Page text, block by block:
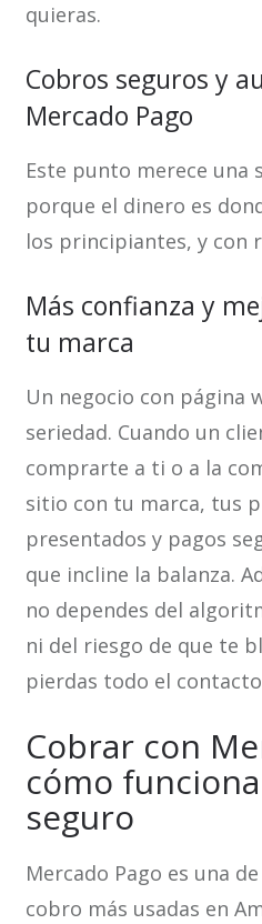
quieras.
Cobros seguros y
Mercado Pago
Este punto merece una
porque el dinero es
los principiantes, y con
Más confianza y
tu marca
Un negocio con página
seriedad. Cuando un
comprarte a ti o a la
sitio con tu marca, tus
presentados y pagos
que incline la balanza.
no dependes del
ni del riesgo de que te
pierdas todo el
Cobrar con
cómo
seguro
Mercado Pago es una
cobro más usadas en